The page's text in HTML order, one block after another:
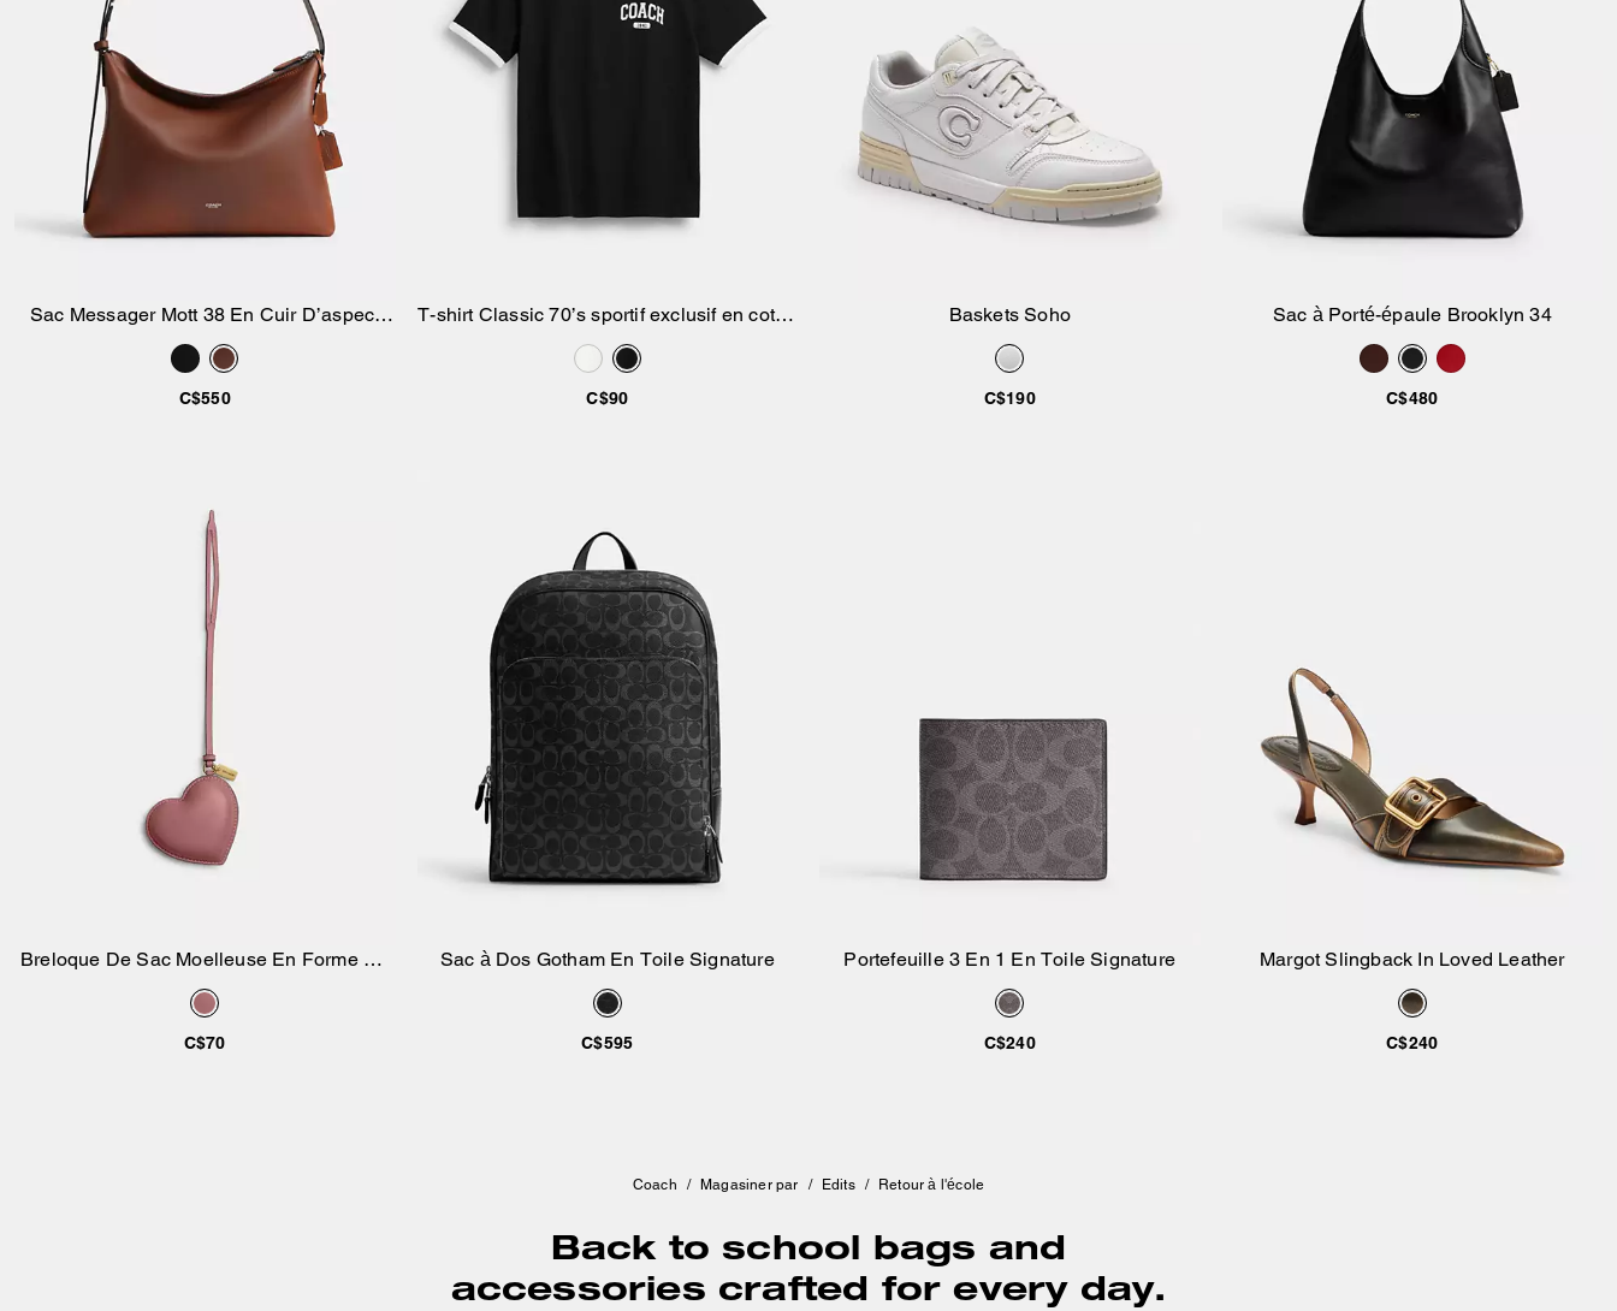
Sac Messager Mott 38 En Cuir D’aspect
Usé
C$550
Ajouter au panier
T-shirt Classic 70’s sportif exclusif en coton
biologique
C$90
Baskets Soho
C$190
Ajouter au panier
Sac à Porté-épaule Brooklyn 34
C$480
Breloque De Sac Moelleuse En Forme De
Cœur
C$70
Sac à Dos Gotham En Toile Signature
C$595
Portefeuille 3 En 1 En Toile Signature
C$240
Ajouter au panier
Margot Slingback In Loved Leather
C$240
Coach / Magasiner par / Edits / Retour à l'école
Back to school bags and
accessories crafted for every day.